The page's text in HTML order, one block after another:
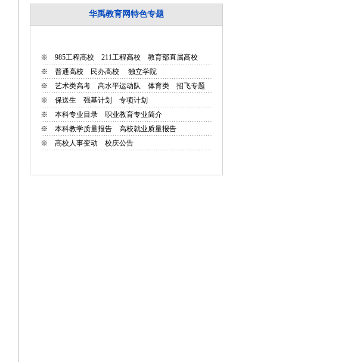
华禹教育网特色专题
※ 985工程高校 211工程高校
教育部直属高校
※ 普通高校 民办高校
独立学院
※ 艺术类高考 高水平运动队 体育类
招飞专题
※ 保送生 强基计划
专项计划
※ 本科专业目录
职业教育专业简介
※ 本科教学质量报告
高校就业质量报告
※ 高校人事变动 校庆公告